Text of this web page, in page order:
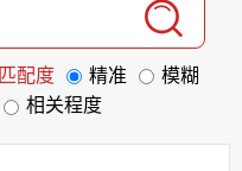
匹配度 精准
模糊
相关程度